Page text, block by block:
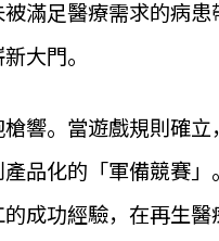
滿足醫療需求的病
大門。
響。當遊戲規則確
品化的「軍備競賽
成功經驗，在再生